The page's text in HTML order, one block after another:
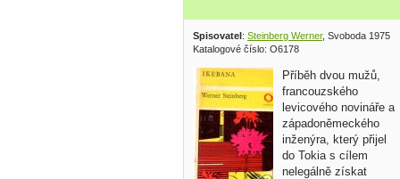
Spisovatel: Steinberg Werner, Svoboda 1975
Katalogové číslo: O6178
Příběh dvou mužů,
francouzského
levicového novináře a
západoněmeckého
inženýra, který přijel
do Tokia s cílem
nelegálně získat